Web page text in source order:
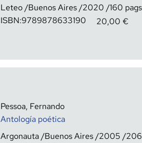
Leteo Buenos Aires 2020 160
ISBN:9789878633190 20,00 €
Pessoa, Fernando
Antología poética
Argonauta Buenos Aires 2005
206